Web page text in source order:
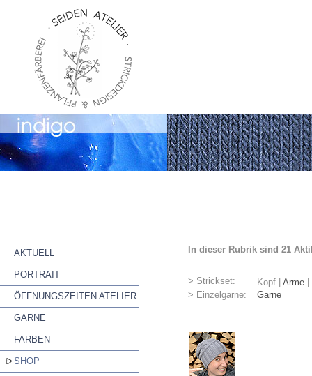
AKTUELL
PORTRAIT
ÖFFNUNGSZEITEN ATELIER
GARNE
FARBEN
SHOP
In dieser Rubrik sind 21
> Strickset: Kopf Arme
> Einzelgarne:
Garne